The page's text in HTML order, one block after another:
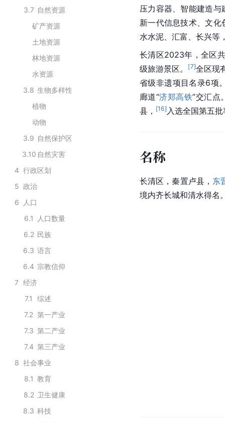
3.7 自然资源
矿产资源
土地资源
林地资源
水资源
3.8 生物多样性
植物
动物
3.9 自然保护区
3.10 自然灾害
4 行政区划
5 政治
6
人口
6.1
人口数量
6.2 民族
6.3 语言
6.4 宗教信仰
7 经济
7.1
综述
7.2 第一产业
7.3 第二产业
7.4 第三产业
8 社会事业
8.1 教育
8.2 卫生健康
8.3 科技
压力容器、智能建造
新一代信息技术、文
水水泥、汇富、长兴等
长清区2023年，全区
级旅游景区。
[7]全区现
省级非遗项目名录6项
廊道“济郑高铁”交汇点
县， [16] 入选全国第五
名称
长清区，秦置卢县， 东
境内齐长城和清水得名